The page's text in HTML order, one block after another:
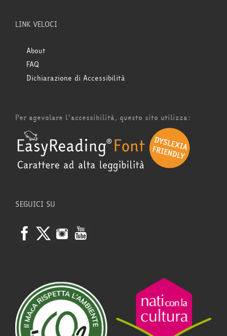
LINK VELOCI
About
FAQ
Dichiarazione di Accessibilità
Per agevolare l'accessibilità, questo sito utilizza:
SEGUICI SU